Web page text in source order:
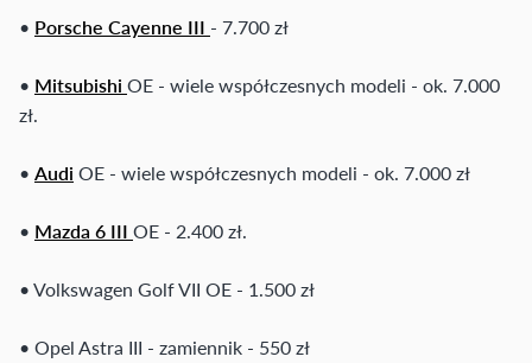
• Porsche Cayenne III - 7.700 zł
• Mitsubishi OE - wiele współczesnych modeli - ok. 7.000
zł.
• Audi OE - wiele współczesnych modeli - ok. 7.000 zł
• Mazda 6 III OE - 2.400 zł.
• Volkswagen Golf VII OE - 1.500 zł
• Opel Astra III - zamiennik - 550 zł